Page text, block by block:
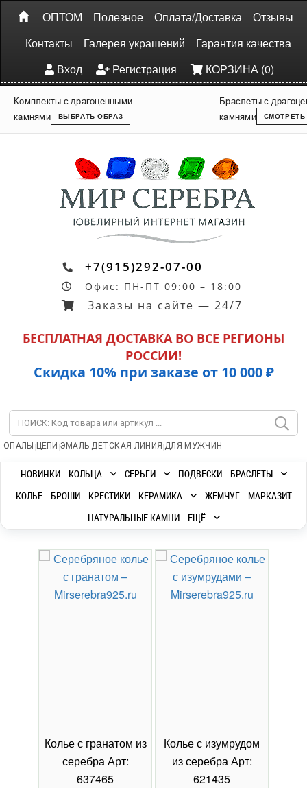
ОПТОМ Полезное Оплата/Доставка
Отзывы
Контакты
Галерея украшений
Гарантия качества
Вход
Регистрация КОРЗИНА (0)
Комплекты с драгоценными
камнями
ВЫБРАТЬ ОБРАЗ
Браслеты с
камнями
СМОТРЕТЬ
+7(915)292-07-00
Офис: ПН-ПТ 09:00 – 18:00
Заказы на сайте — 24/7
БЕСПЛАТНАЯ ДОСТАВКА ВО ВСЕ РЕГИОНЫ
РОССИИ!
Скидка 10% при заказе от 10 000 ₽
ОПАЛЫ | ЦЕПИ |ЭМАЛЬ|ДЕТСКАЯ ЛИНИЯ |ДЛЯ МУЖЧИН
НОВИНКИ КОЛЬЦА СЕРЬГИ ПОДВЕСКИ
БРАСЛЕТЫ
КОЛЬЕ
БРОШИ КРЕСТИКИ КЕРАМИКА ЖЕМЧУГ
МАРКАЗИТ
НАТУРАЛЬНЫЕ КАМНИ
ЕЩЁ
Колье с гранатом из
серебра Арт:
637465
Колье с изумрудом
из серебра Арт:
621435